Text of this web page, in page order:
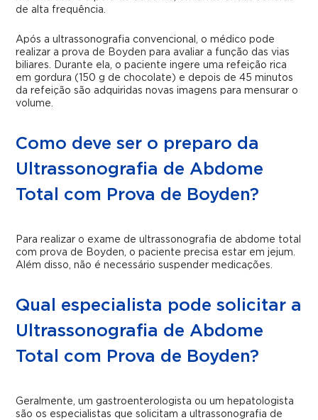
de alta frequência.
Após a ultrassonografia convencional, o médico pode
realizar a prova de Boyden para avaliar a função das vias
biliares. Durante ela, o paciente ingere uma refeição rica
em gordura (150 g de chocolate) e depois de 45 minutos
da refeição são adquiridas novas imagens para mensurar o
volume.
Como deve ser o preparo da
Ultrassonografia de Abdome
Total com Prova de Boyden?
Para realizar o exame de ultrassonografia de abdome total
com prova de Boyden, o paciente precisa estar em jejum.
Além disso, não é necessário suspender medicações.
Qual especialista pode solicitar a
Ultrassonografia de Abdome
Total com Prova de Boyden?
Geralmente, um gastroenterologista ou um hepatologista
são os especialistas que solicitam a ultrassonografia de